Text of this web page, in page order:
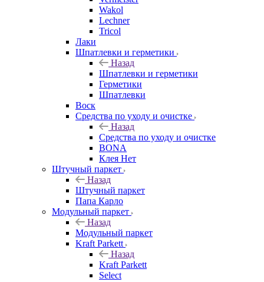
Wakol
Lechner
Tricol
Лаки
Шпатлевки и герметики
Назад
Шпатлевки и герметики
Герметики
Шпатлевки
Воск
Средства по уходу и очистке
Назад
Средства по уходу и очистке
BONA
Клея Нет
Штучный паркет
Назад
Штучный паркет
Папа Карло
Модульный паркет
Назад
Модульный паркет
Kraft Parkett
Назад
Kraft Parkett
Select